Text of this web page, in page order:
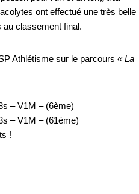
ont effectué une très belle
classement final.
Athlétisme sur le parcours « La
– V1M – (6ème)
– V1M – (61ème)
!